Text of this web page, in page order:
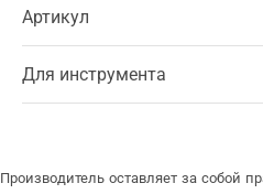
Артикул
Для инструмента
Производитель оставляет за собой